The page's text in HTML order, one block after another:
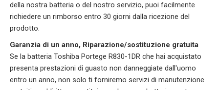
della nostra batteria o del nostro servizio, puoi facilmente
richiedere un rimborso entro 30 giorni dalla ricezione del
prodotto.
Garanzia di un anno, Riparazione/sostituzione gratuita
Se la batteria Toshiba Portege R830-1DR che hai acquistato
presenta prestazioni di guasto non danneggiate dall'uomo
entro un anno, non solo ti forniremo servizi di manutenzione